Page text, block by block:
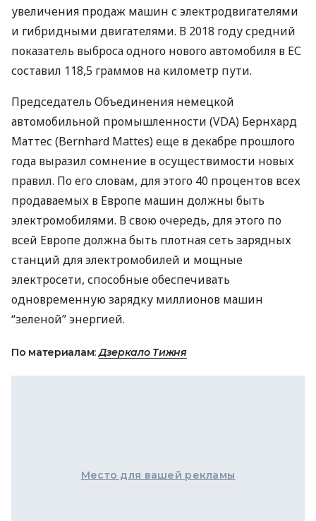
увеличения продаж машин с электродвигателями
и гибридными двигателями. В 2018 году средний
показатель выброса одного нового автомобиля в ЕС
составил 118,5 граммов на километр пути.
Председатель Объединения немецкой
автомобильной промышленности (VDA) Бернхард
Маттес (Bernhard Mattes) еще в декабре прошлого
года выразил сомнение в осуществимости новых
правил. По его словам, для этого 40 процентов всех
продаваемых в Европе машин должны быть
электромобилями. В свою очередь, для этого по
всей Европе должна быть плотная сеть зарядных
станций для электромобилей и мощные
электросети, способные обеспечивать
одновременную зарядку миллионов машин
“зеленой” энергией.
По материалам:Дзеркало Тижня
Место для вашей рекламы